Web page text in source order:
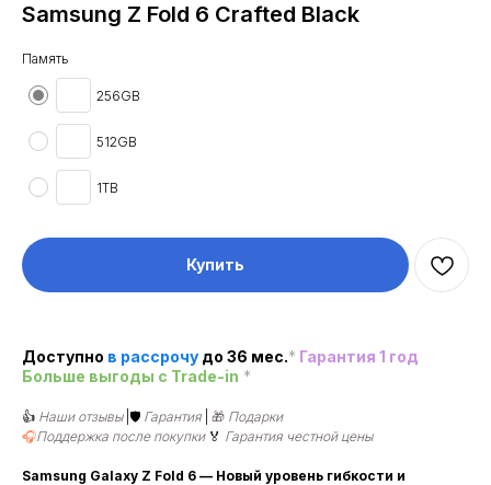
Samsung Z Fold 6 Crafted Black
Память
256GB
512GB
1TB
Купить
Доступно в рассрочу до 36 мес.* Гарантия 1 год
Больше выгоды c Trade-in *
👍 Наши отзывы |🛡️ Гарантия 🎁 Подарки
🎧Поддержка после покупки 🏅 Гарантия честной цены
Samsung Galaxy Z Fold 6 — Новый уровень гибкости и